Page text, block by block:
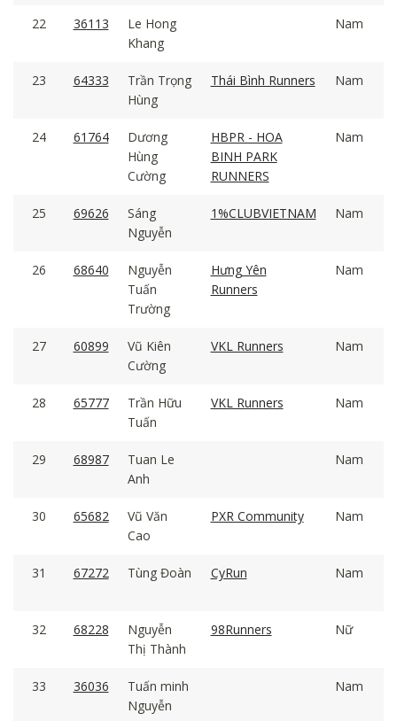
22 36113
Le Hong
Khang
Nam
23 64333
Trần Trọng
Hùng
Thái Bình Runners Nam
24 61764
Dương
Hùng
Cường
HBPR - HOA
BINH PARK
RUNNERS
Nam
25 69626
Sáng
Nguyễn
1%CLUBVIETNAM Nam
26 68640
Nguyễn
Tuấn
Trường
Hưng Yên
Runners
Nam
27 60899
Vũ Kiên
Cường
VKL Runners Nam
28 65777
Trần Hữu
Tuấn
VKL Runners Nam
29 68987
Tuan Le
Anh
Nam
30 65682
Vũ Văn
Cao
PXR Community Nam
31 67272 Tùng Đoàn CyRun Nam
32 68228
Nguyễn
Thị Thành
98Runners Nữ
33 36036
Tuấn minh
Nguyễn
Nam